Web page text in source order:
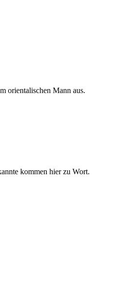
orientalischen Mann aus.
kommen hier zu Wort.